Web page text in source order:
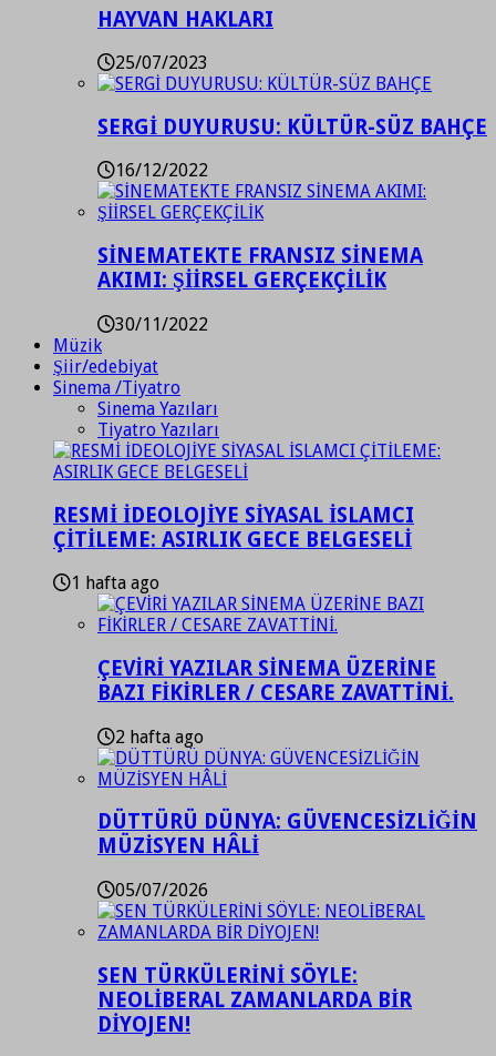
HAYVAN HAKLARI
25/07/2023
SERGİ DUYURUSU: KÜLTÜR-SÜZ BAHÇE
16/12/2022
SİNEMATEKTE FRANSIZ SİNEMA
AKIMI: ŞİİRSEL GERÇEKÇİLİK
30/11/2022
Müzik
Şiir/edebiyat
Sinema /Tiyatro
Sinema Yazıları
Tiyatro Yazıları
RESMİ İDEOLOJİYE SİYASAL İSLAMCI
ÇİTİLEME: ASIRLIK GECE BELGESELİ
1 hafta ago
ÇEVİRİ YAZILAR SİNEMA ÜZERİNE
BAZI FİKİRLER / CESARE ZAVATTİNİ.
2 hafta ago
DÜTTÜRÜ DÜNYA: GÜVENCESİZLİĞİN
MÜZİSYEN HÂLİ
05/07/2026
SEN TÜRKÜLERİNİ SÖYLE:
NEOLİBERAL ZAMANLARDA BİR
DİYOJEN!